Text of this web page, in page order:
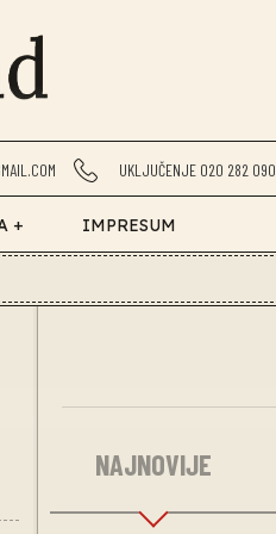
UKLJUČENJE 020 282 090
+ IMPRESUM
NAJNOVIJE